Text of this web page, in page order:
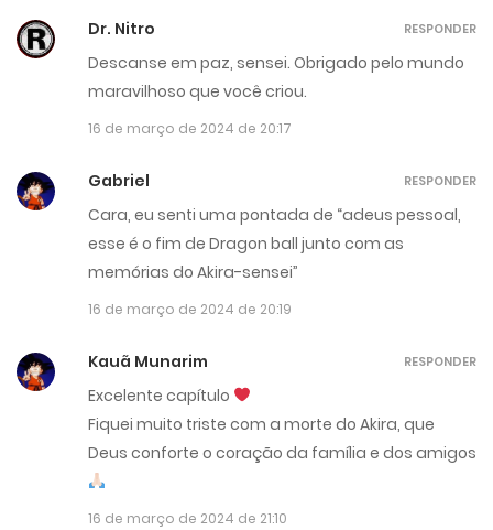
Dr. Nitro
Descanse em paz, sensei. Obrigado pelo mundo
maravilhoso que você criou.
16 de março de 2024 de 20:17
RESPONDER
Gabriel
Cara, eu senti uma pontada de “adeus pessoal,
esse é o fim de Dragon ball junto com as
memórias do Akira-sensei”
16 de março de 2024 de 20:19
RESPONDER
Kauã Munarim
Excelente capítulo
Fiquei muito triste com a morte do Akira, que
Deus conforte o coração da família e dos amigos
16 de março de 2024 de 21:10
RESPONDER